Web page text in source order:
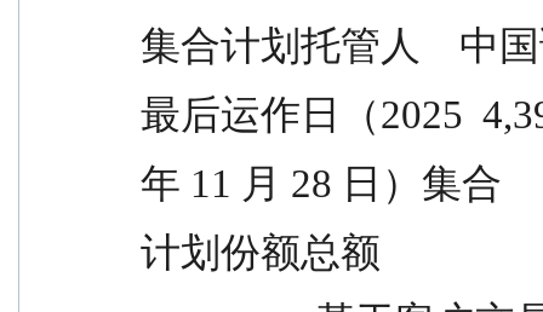
集合计划托管人    中
最后运作日（2025
年 11 月 28 日）集合
计划份额总额